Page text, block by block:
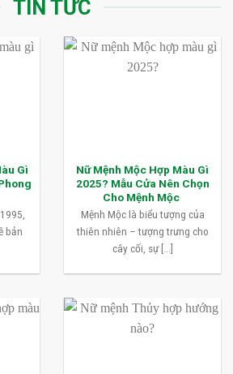
TIN TỨC
Gì
bản
Nữ Mệnh Mộc Hợp Màu Gì
2025? Mẫu Cửa Nên Chọn
Cho Mệnh Mộc
Mệnh Mộc là biểu tượng của
thiên nhiên – tượng trưng cho
cây cối, sự [...]